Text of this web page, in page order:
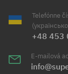
Telefónne
+48 453
E-mailová